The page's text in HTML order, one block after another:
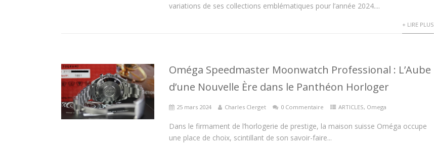
variations de ses collections emblématiques pour l’année 2024....
+ LIRE PLUS
Oméga Speedmaster Moonwatch Professional : L’Aube
d’une Nouvelle Ère dans le Panthéon Horloger
25 mars 2024 Charles Clerget 0 Commentaire ARTICLES, Omega
Dans le firmament de l’horlogerie de prestige, la maison suisse Oméga occupe
une place de choix, scintillant de son savoir-faire...